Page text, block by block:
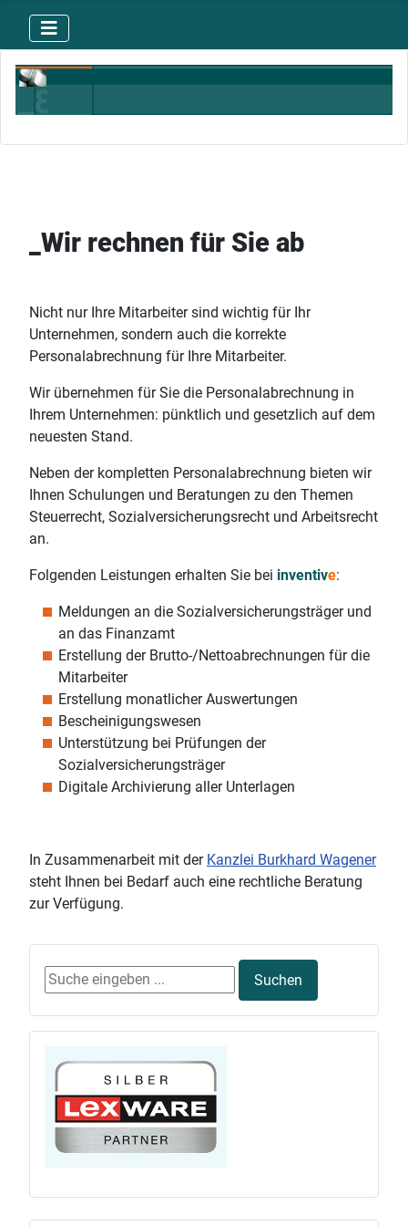
_Wir rechnen für Sie ab
Nicht nur Ihre Mitarbeiter sind wichtig für Ihr
Unternehmen, sondern auch die korrekte
Personalabrechnung für Ihre Mitarbeiter.
Wir übernehmen für Sie die Personalabrechnung in
Ihrem Unternehmen: pünktlich und gesetzlich auf dem
neuesten Stand.
Neben der kompletten Personalabrechnung bieten wir
Ihnen Schulungen und Beratungen zu den Themen
Steuerrecht, Sozialversicherungsrecht und Arbeitsrecht
an.
Folgenden Leistungen erhalten Sie bei inventive:
Meldungen an die Sozialversicherungsträger und
an das Finanzamt
Erstellung der Brutto-/Nettoabrechnungen für die
Mitarbeiter
Erstellung monatlicher Auswertungen
Bescheinigungswesen
Unterstützung bei Prüfungen der
Sozialversicherungsträger
Digitale Archivierung aller Unterlagen
In Zusammenarbeit mit der Kanzlei Burkhard Wagener
steht Ihnen bei Bedarf auch eine rechtliche Beratung
zur Verfügung.
Suchen ...
Suchen